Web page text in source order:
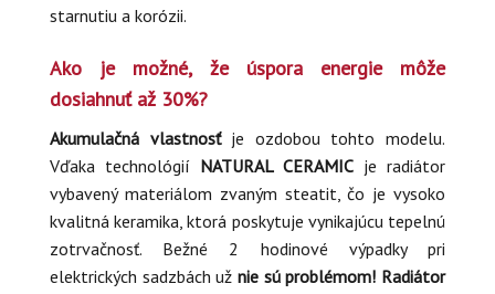
starnutiu a korózii.
Ako je možné, že úsporaenergie môže
dosiahnuť až 30%?
Akumulačná vlastnosťje ozdobou tohto modelu.
Vďaka technológií NATURAL CERAMIC je radiátor
vybavený materiálom zvaným steatit, čo je vysoko
kvalitná keramika, ktorá poskytuje vynikajúcu tepelnú
zotrvačnosť. Bežné 2 hodinové výpadky pri
elektrických sadzbách už nie sú problémom! Radiátor